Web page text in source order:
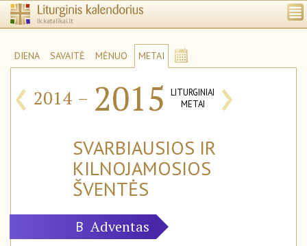
DIENA SAVAITĖ MĖNUO METAI
‹ 2014 – 2015
LITURGINIAI
METAI
›
SVARBIAUSIOS IR
KILNOJAMOSIOS
ŠVENTĖS
B Adventas